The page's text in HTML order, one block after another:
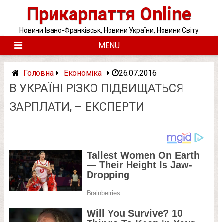
Прикарпаття Online
Новини Івано-Франківськ, Новини України, Новини Світу
MENU
Головна Економіка 26.07.2016
В УКРАЇНІ РІЗКО ПІДВИЩАТЬСЯ
ЗАРПЛАТИ, – ЕКСПЕРТИ